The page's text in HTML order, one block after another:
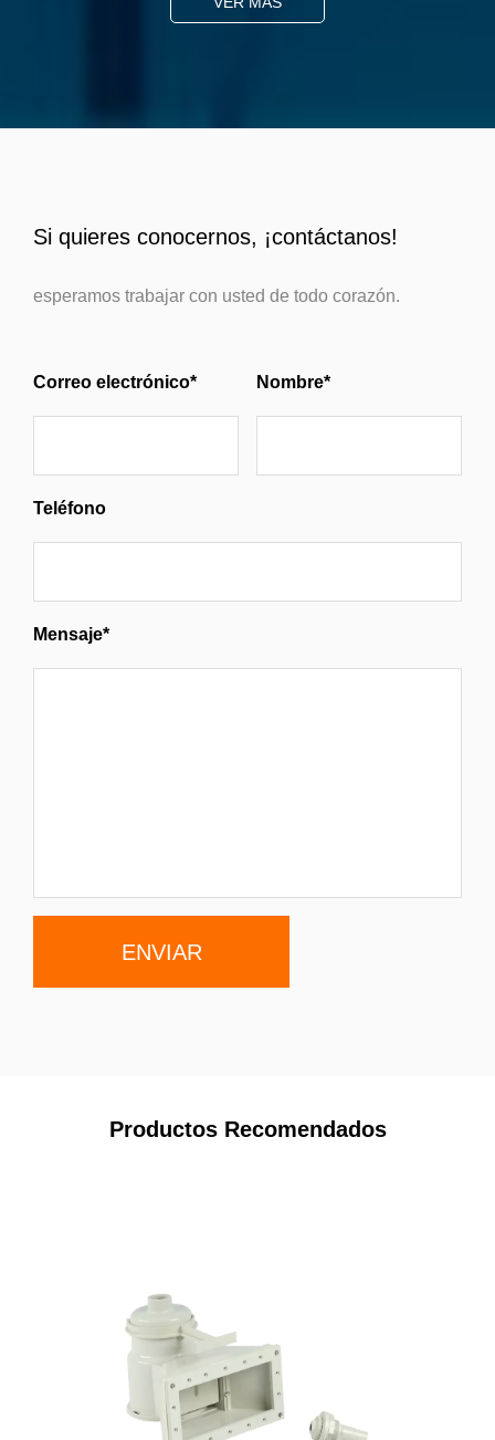
Si quieres conocernos, ¡contáctanos!
esperamos trabajar con usted de todo corazón.
Correo electrónico* Nombre*
Teléfono
Mensaje*
Productos Recomendados